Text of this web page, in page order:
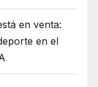
en venta:
en el